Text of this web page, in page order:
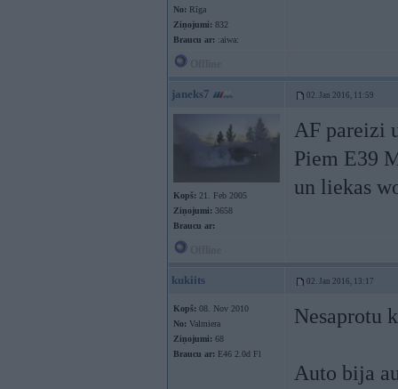
No: Rīga
Ziņojumi: 832
Braucu ar: :aiwa:
janeks7 02. Jan 2016, 11:59
Kopš: 21. Feb 2005
Ziņojumi: 3658
Braucu ar:
AF pareizi
Piem E39
un liekas
kukiits 02. Jan 2016, 13:17
Kopš: 08. Nov 2010
No: Valmiera
Ziņojumi: 68
Braucu ar: E46 2.0d Fl
Nesaprotu
Auto bija